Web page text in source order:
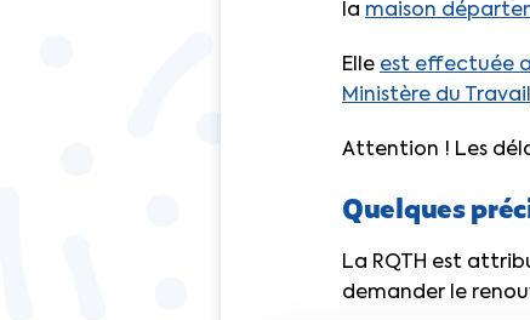
la maison
Elle est effectuée
Ministère du Travail
Attention ! Les
Quelques
La RQTH est
demander le